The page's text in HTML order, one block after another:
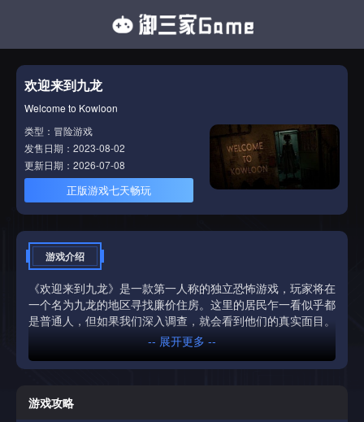
欢迎来到九龙
Welcome to Kowloon
类型：冒险游戏
发售日期：2023-08-02
更新日期：2026-07-08
正版游戏七天畅玩
游戏介绍
《欢迎来到九龙》是一款第一人称的独立恐怖游戏，玩家将在
一个名为九龙的地区寻找廉价住房。这里的居民乍一看似乎都
是普通人，但如果我们深入调查，就会看到他们的真实面目。
-- 展开更多 --
游戏攻略